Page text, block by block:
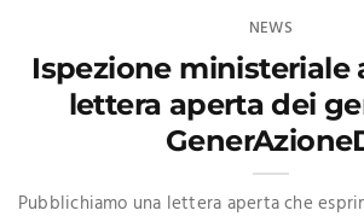
NEWS
Ispezione ministeriale
lettera aperta dei
Pubblichiamo una lettera aperta che